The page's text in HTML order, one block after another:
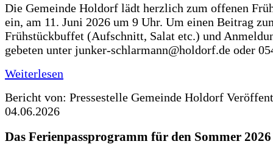
Die Gemeinde Holdorf lädt herzlich zum offenen
ein, am 11. Juni 2026 um 9 Uhr. Um einen Beitrag
Frühstückbuffet (Aufschnitt, Salat etc.) und
gebeten unter junker-schlarmann@holdorf.de oder
Weiterlesen
Bericht von: Pressestelle Gemeinde Holdorf
04.06.2026
Das Ferienpassprogramm für den Sommer